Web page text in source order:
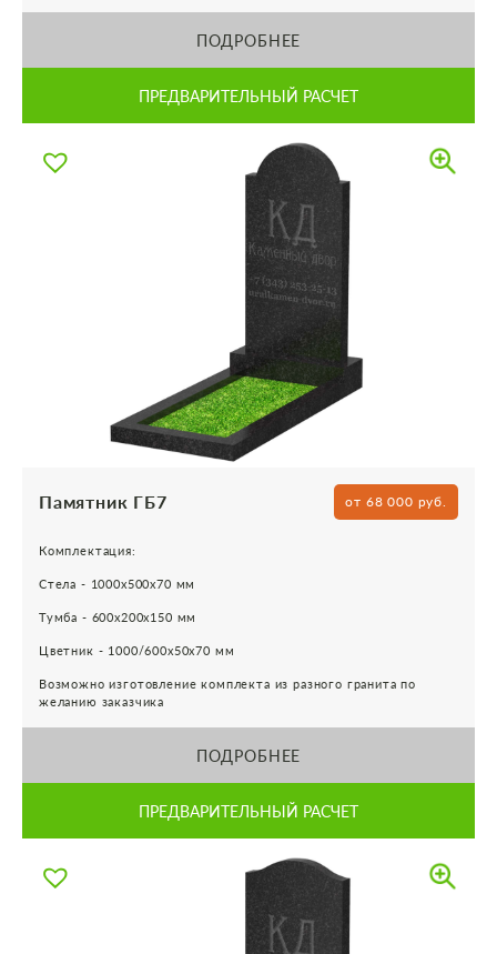
ПОДРОБНЕЕ
ПРЕДВАРИТЕЛЬНЫЙ РАСЧЕТ
Памятник ГБ7 от 68 000 руб.
Комплектация:
Стела - 1000х500х70 мм
Тумба - 600х200х150 мм
Цветник - 1000/600х50х70 мм
Возможно изготовление комплекта из разного гранита по
желанию заказчика
ПОДРОБНЕЕ
ПРЕДВАРИТЕЛЬНЫЙ РАСЧЕТ